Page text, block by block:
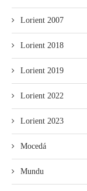
Lorient 2007
Lorient 2018
Lorient 2019
Lorient 2022
Lorient 2023
Mocedá
Mundu